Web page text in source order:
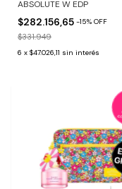
ABSOLUTE W EDP
$282.156,65 -15% OFF
$331.949
6 x $47.026,11 sin interés